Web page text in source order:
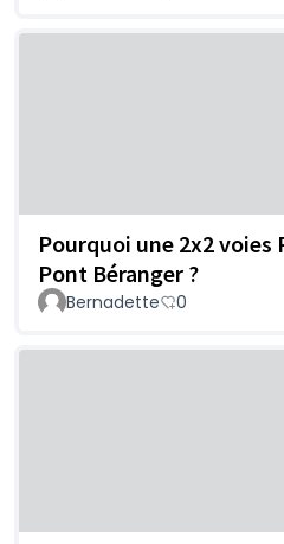
Pourquoi une 2x2 voies
Pont Béranger ?
Bernadette 0